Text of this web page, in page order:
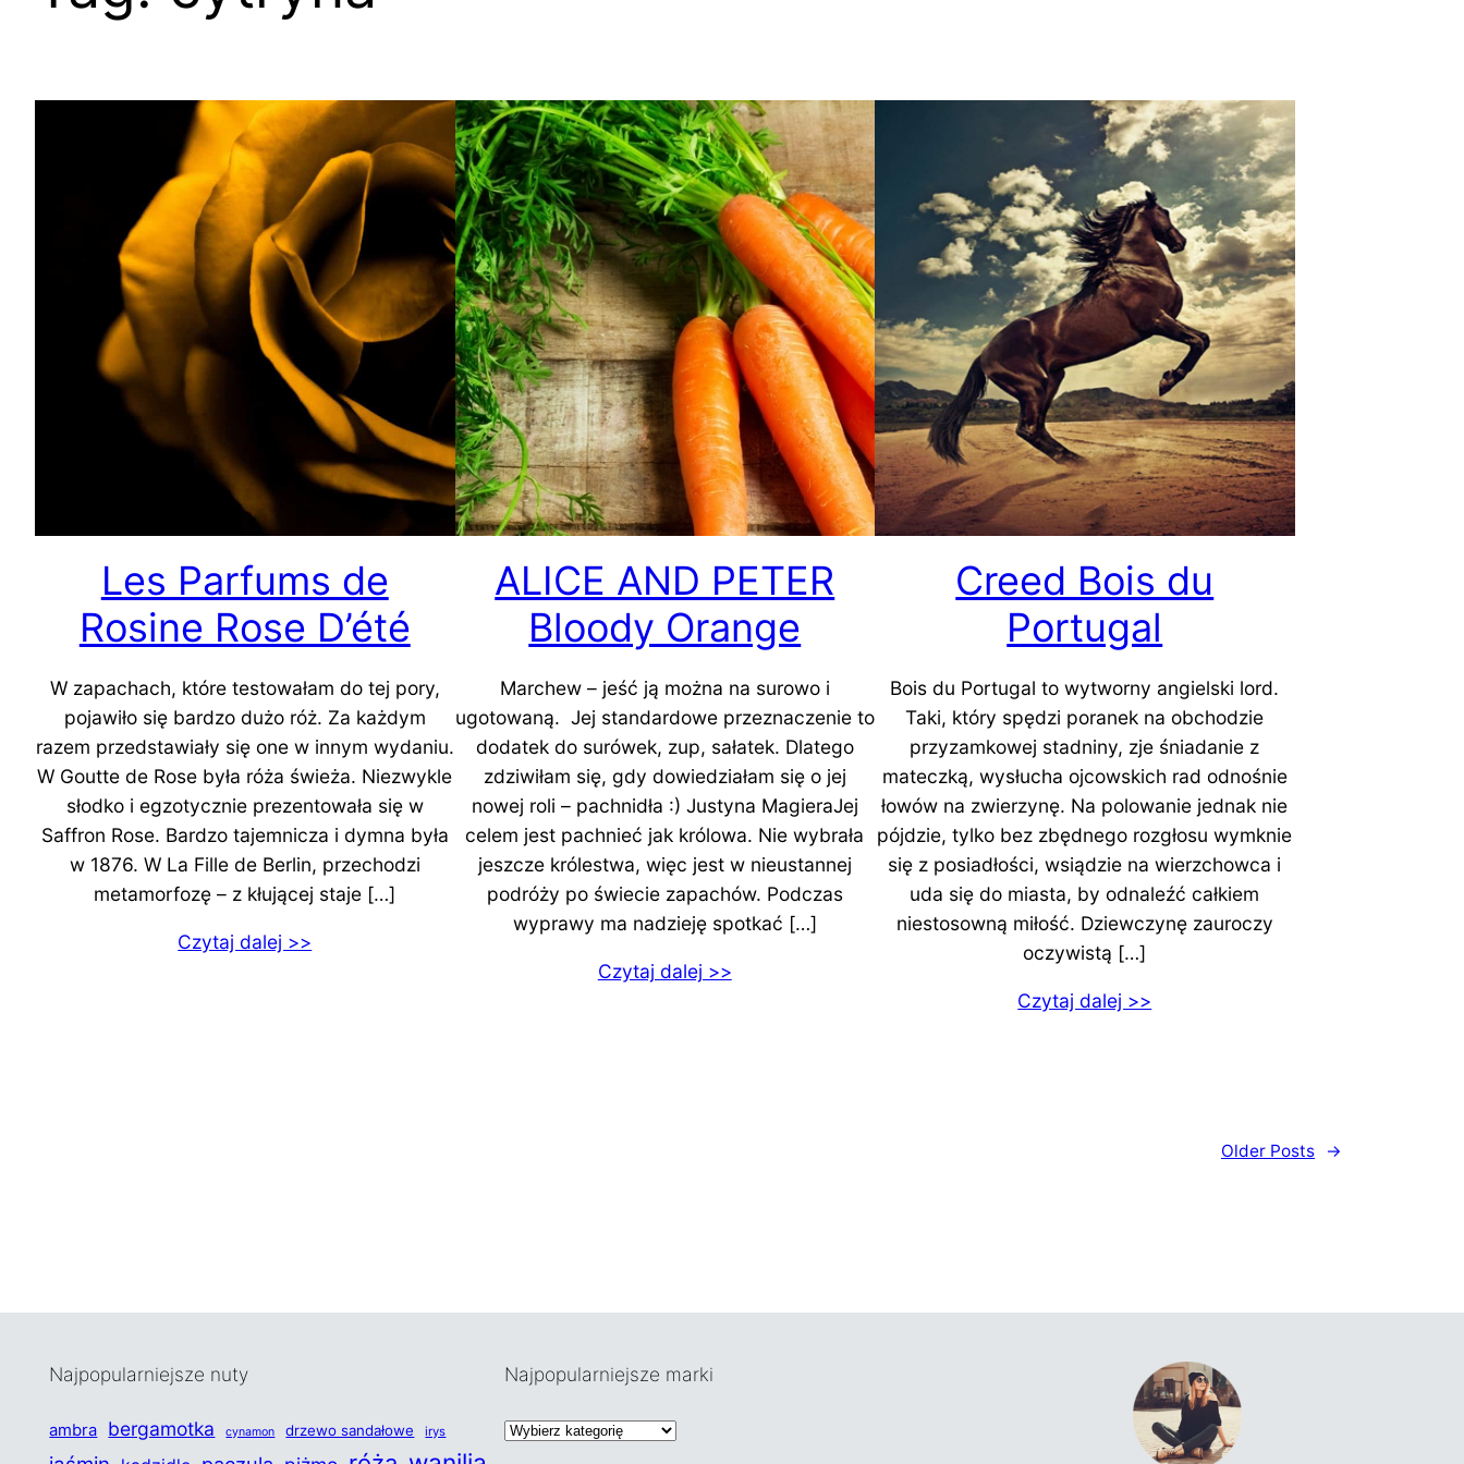
Les Parfums de
Rosine Rose D’été
W zapachach, które testowałam do tej pory,
pojawiło się bardzo dużo róż. Za każdym
razem przedstawiały się one w innym wydaniu.
W Goutte de Rose była róża świeża. Niezwykle
słodko i egzotycznie prezentowała się w
Saffron Rose. Bardzo tajemnicza i dymna była
w 1876. W La Fille de Berlin, przechodzi
metamorfozę – z kłującej staje […]
Czytaj dalej >>
ALICE AND PETER
Bloody Orange
Marchew – jeść ją można na surowo i
ugotowaną. Jej standardowe przeznaczenie to
dodatek do surówek, zup, sałatek. Dlatego
zdziwiłam się, gdy dowiedziałam się o jej
nowej roli – pachnidła :) Justyna MagieraJej
celem jest pachnieć jak królowa. Nie wybrała
jeszcze królestwa, więc jest w nieustannej
podróży po świecie zapachów. Podczas
wyprawy ma nadzieję spotkać […]
Czytaj dalej >>
Creed Bois du
Portugal
Bois du Portugal to wytworny angielski lord.
Taki, który spędzi poranek na obchodzie
przyzamkowej stadniny, zje śniadanie z
mateczką, wysłucha ojcowskich rad odnośnie
łowów na zwierzynę. Na polowanie jednak nie
pójdzie, tylko bez zbędnego rozgłosu wymknie
się z posiadłości, wsiądzie na wierzchowca i
uda się do miasta, by odnaleźć całkiem
niestosowną miłość. Dziewczynę zauroczy
oczywistą […]
Czytaj dalej >>
Older Posts →
Najpopularniejsze nuty
ambra bergamotka cynamon drzewo sandałowe irys
Najpopularniejsze marki
K